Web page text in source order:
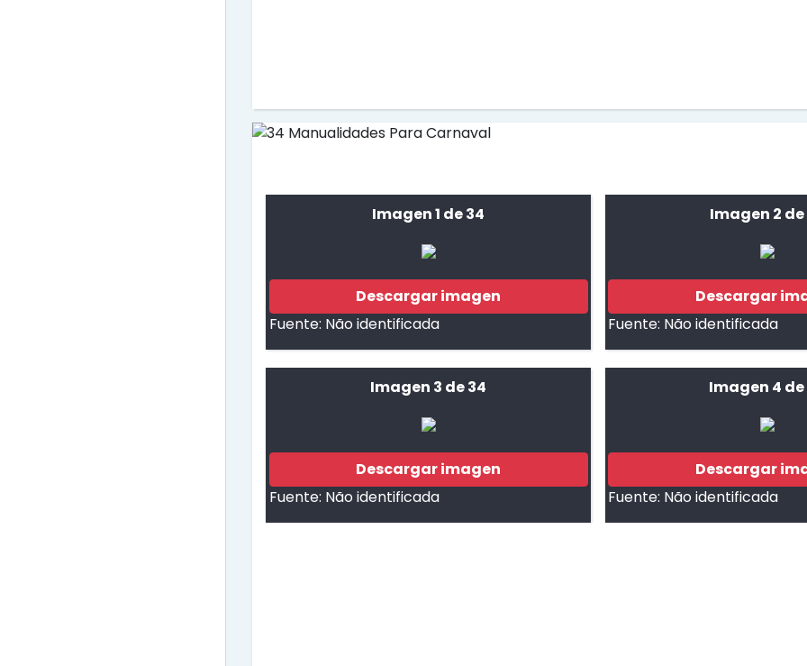
Imagen 1 de 34
Descargar imagen
Fuente: Não identificada
Imagen 2 de
Descargar
Fuente: Não identificada
Imagen 3 de 34
Descargar imagen
Fuente: Não identificada
Imagen 4 de
Descargar
Fuente: Não identificada